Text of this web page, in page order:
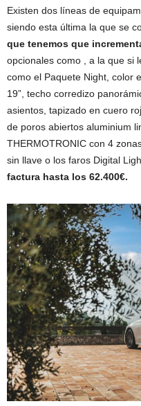
Existen dos líneas de
siendo esta última la que se
que tenemos que
opcionales como , a la que si
como el Paquete Night, color
19”, techo corredizo
asientos, tapizado en cuero
de poros abiertos aluminium
THERMOTRONIC con 4
sin llave o los faros Digital
factura hasta los 62.400€.